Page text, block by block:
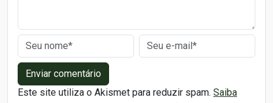
Enviar comentário
Este site utiliza o Akismet para reduzir spam. Saiba